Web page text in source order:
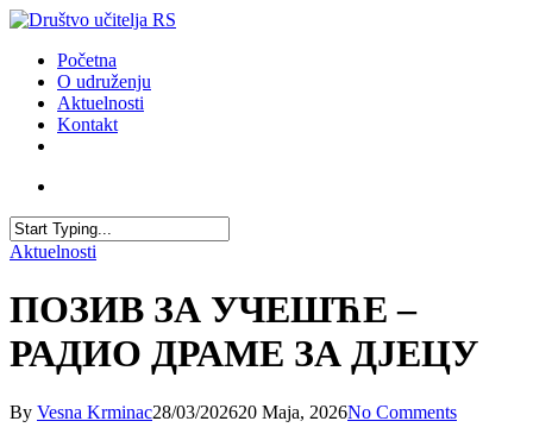
Skip
main
content
account
Menu
Početna
O udruženju
Aktuelnosti
Kontakt
Close
Aktuelnosti
ПОЗИВ ЗА УЧЕШЋЕ –
РАДИО ДРАМЕ ЗА ДЈЕЦУ
By Vesna Krminac28/03/202620 Maja, 2026No Comments